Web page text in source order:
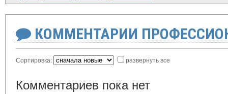
КОММЕНТАРИИ
Сортировка: развернуть все
Комментариев пока нет